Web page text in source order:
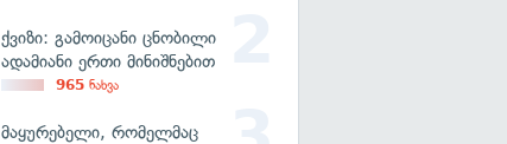
ქვიზი: გამოიცანი ცნობილი
ადამიანი ერთი მინიშნებით
965 ნახვა
მაყურებელი, რომელმაც